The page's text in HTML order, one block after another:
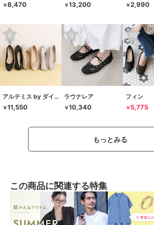
￥8,470 ￥13,200 ￥2,990
アルテミス by ダイアナ
￥11,550
ラウナレア
￥10,340
フィン
￥ 5,775
もっとみる
この商品に関連する特集